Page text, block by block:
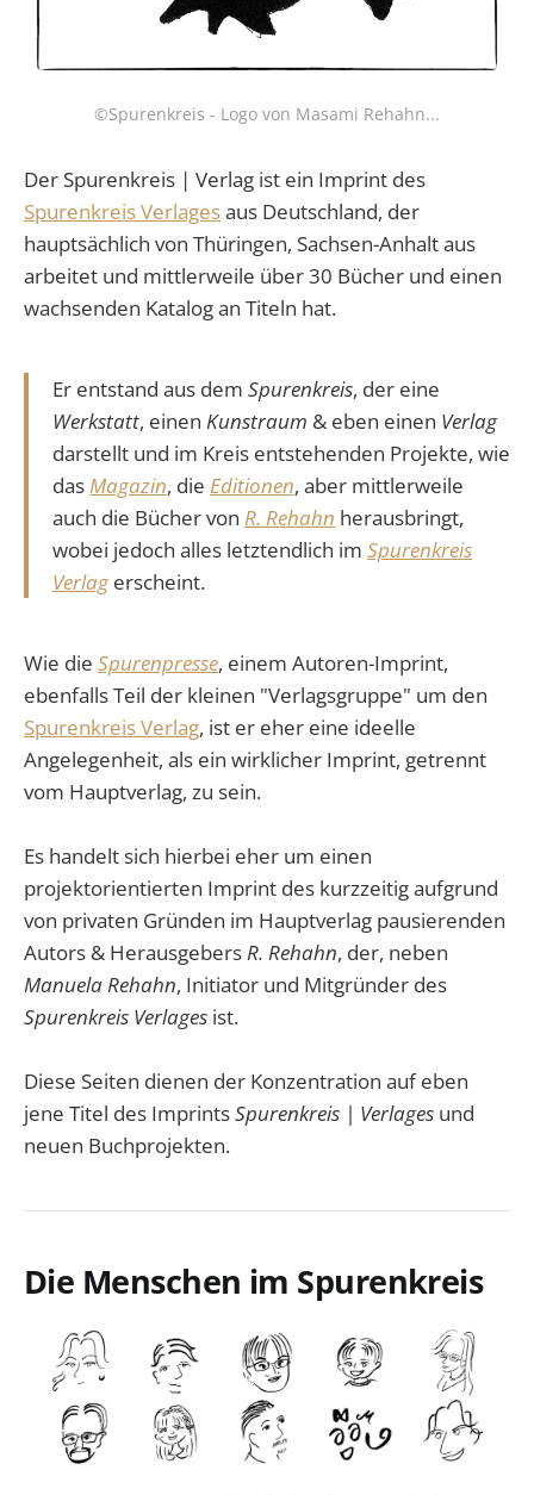
©Spurenkreis - Logo von Masami Rehahn...
Der Spurenkreis | Verlag ist ein Imprint des
Spurenkreis Verlagesaus Deutschland, der
hauptsächlich von Thüringen, Sachsen-Anhalt aus
arbeitet und mittlerweile über 30 Bücher und einen
wachsenden Katalog an Titeln hat.
Er entstand aus dem Spurenkreis, der eine
Werkstatt, einen Kunstraum & eben einen Verlag
darstellt und im Kreis entstehenden Projekte, wie
dasMagazin, die Editionen, aber mittlerweile
auch die Bücher von R. Rehahn herausbringt,
wobei jedoch alles letztendlich im Spurenkreis
Verlagerscheint.
Wie die Spurenpresse, einem Autoren-Imprint,
ebenfalls Teil der kleinen "Verlagsgruppe" um den
Spurenkreis Verlag, ist er eher eine ideelle
Angelegenheit, als ein wirklicher Imprint, getrennt
vom Hauptverlag, zu sein.
Es handelt sich hierbei eher um einen
projektorientierten Imprint des kurzzeitig aufgrund
von privaten Gründen im Hauptverlag pausierenden
Autors & HerausgebersR. Rehahn, der, neben
Manuela Rehahn, Initiator und Mitgründer des
Spurenkreis Verlages ist.
Diese Seiten dienen der Konzentration auf eben
jene Titel des ImprintsSpurenkreis | Verlages und
neuen Buchprojekten.
Die Menschen im Spurenkreis